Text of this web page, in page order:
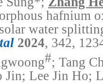
hafnium
water
2024, 342,
#; Tang
Jin; Lee Jin Ho;